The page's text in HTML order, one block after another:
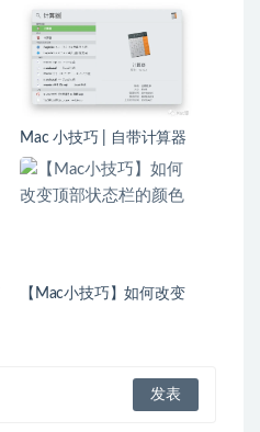
Mac 小技巧 | 自带计算器
的隐藏功能
【Mac小技巧】如何改变